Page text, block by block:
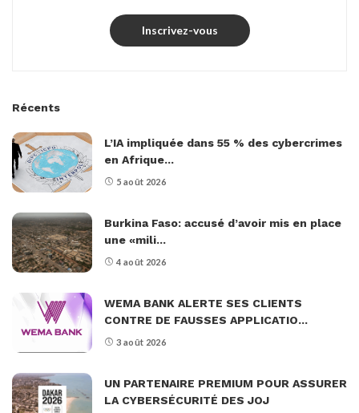
Récents
L’IA impliquée dans 55 % des cybercrimes
en Afrique...
5 août 2026
Burkina Faso: accusé d’avoir mis en place
une «mili...
4 août 2026
WEMA BANK ALERTE SES CLIENTS
CONTRE DE FAUSSES APPLICATIO...
3 août 2026
UN PARTENAIRE PREMIUM POUR ASSURER
LA CYBERSÉCURITÉ DES JOJ